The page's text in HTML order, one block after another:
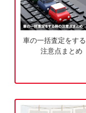
込
み
車の一括査定をす
注意点まとめ